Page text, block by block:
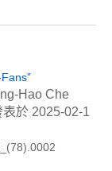
Hao Che
於 2025-02-1